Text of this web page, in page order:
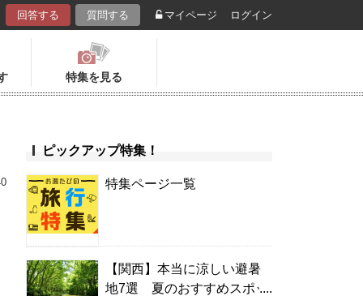
回答する 質問する マイページ ログイン
特集を見る
ピックアップ特集！
特集ページ一覧
【関西】本当に涼しい避暑
地7選 夏のおすすめスポッ